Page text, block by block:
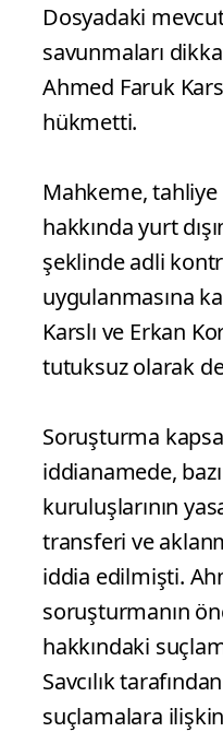
Dosyadaki
savunmaları
Ahmed Faruk
hükmetti.
Mahkeme, tahliye
hakkında yurt
şeklinde adli
uygulanmasına
Karslı ve Erkan
tutuksuz olarak
Soruşturma
iddianamede,
kuruluşlarının
transferi ve
iddia edilmişti.
soruşturmanın
hakkındaki
Savcılık
suçlamalara